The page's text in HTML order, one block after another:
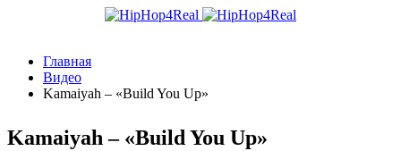
Главная
Видео
Kamaiyah – «Build You Up»
Kamaiyah – «Build You Up»